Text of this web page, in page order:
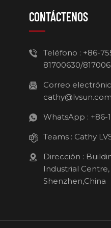
CONTÁCTENOS
Teléfono : +86-
81700630/
Correo
WhatsApp : +86-
Teams : Cathy
Dirección :
Industrial Centre,
Shenzhen,China